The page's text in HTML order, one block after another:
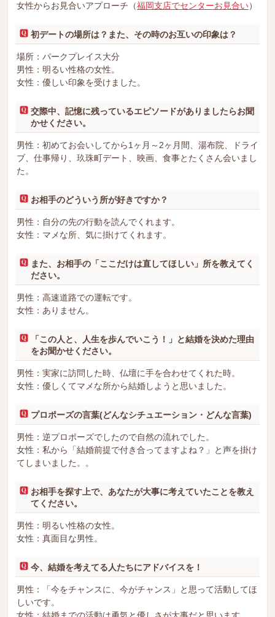
女性からお見合いアプローチ（福岡支店でセンターお見合い）
初デートの場所は？また、その時のお互いの印象は？
場所：パークプレイス大分
男性：明るい性格の女性。
女性：優しい印象を受けました。
交際中、記憶に残っているエピソードがありましたらお聞
かせください。
男性：初めてお会いしてから1ヶ月～2ヶ月間、湯布院、ドライ
ブ、仕事帰り、玖珠町デート、映画、食事とたくさん会いまし
た。
お相手のどういう所が好きですか？
男性：自分の先の行動を読んでくれます。
女性：マメな所、気に掛けてくれます。
また、お相手の「ここだけは直してほしい」所を教えてく
ださい。
男性：高速道路での運転です。
女性：ありません。
「この人と、人生を歩んでいこう！」と結婚を決めた理由
をお聞かせください。
男性：実家に訪問した時、仏壇に手を合わせてくれた時。
女性：優しくてマメな所から結婚しようと思いました。
プロポーズの言葉(どんなシチュエーション・どんな言葉)
男性：逆プロポーズでしたので自然の流れでした。
女性：私から「結婚前提で付き合ってますよね？」と声を掛け
てしまいました。。
お相手を探す上で、あなたが大事に考えていたことを教え
てください。
男性：明るい性格の女性。
女性：真面目な男性。
今、結婚を考えてる人たちにアドバイスを！
男性：「今をチャンスに、今がチャンス」と思って活動してほ
しいです。